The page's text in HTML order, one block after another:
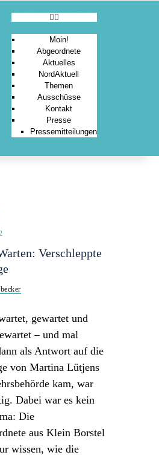
Moin!
Abgeordnete
Aktuelles
NordAktuell
Themen
Ausschüsse
Kontakt
Presse
Pressemitteilungen
Verschleppte
gewartet und
– und mal
als Antwort auf die
von Martina Lütjens
kam, war
Dabei war es kein
Die
aus Klein Borstel
wissen, wie die